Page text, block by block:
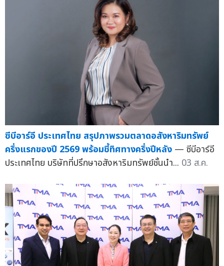
ซีบีอาร์อี ประเทศไทย สรุปภาพรวมตลาดอสังหาริมทรัพย์
ครึ่งแรกของปี 2569 พร้อมชี้ทิศทางครึ่งปีหลัง — ซีบีอาร์อี
ประเทศไทย บริษัทที่ปรึกษาอสังหาริมทรัพย์ชั้นนำ... 03 ส.ค.